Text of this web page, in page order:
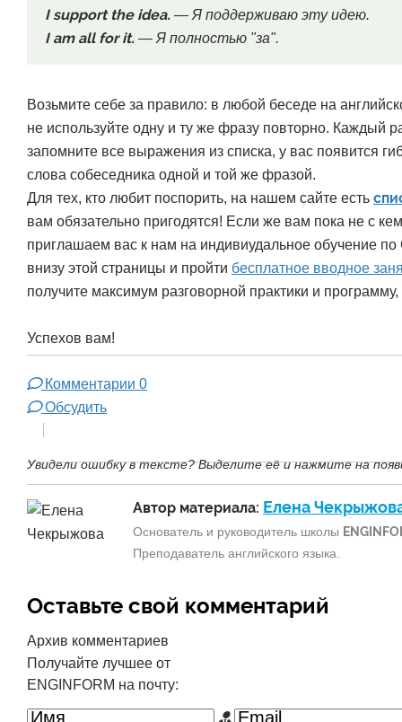
I support the idea. — Я поддерживаю эту идею.
I am all for it. — Я полностью "за".
Возьмите себе за правило: в любой беседе на
не используйте одну и ту же фразу повторно. Каждый
запомните все выражения из списка, у вас появится
слова собеседника одной и той же фразой.
Для тех, кто любит поспорить, на нашем сайте есть
вам обязательно пригодятся! Если же вам пока не с
приглашаем вас к нам на индивиудальное обучение по
внизу этой страницы и пройти бесплатное вводное
получите максимум разговорной практики и
Успехов вам!
Комментарии 0
Обсудить
Увидели ошибку в тексте? Выделите её и нажмите на
Автор материала: Елена
Основатель и руководитель школы
Преподаватель английского языка.
Оставьте свой комментарий
Архив комментариев
Получайте лучшее от
ENGINFORM на почту: